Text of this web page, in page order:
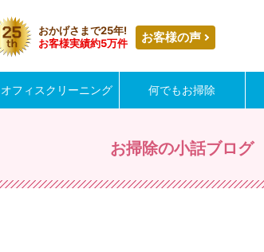
おかげさまで25年!
お客様実績約5万件
お客様の声
オフィスクリーニング 何でもお掃除
お掃除の小話ブログ